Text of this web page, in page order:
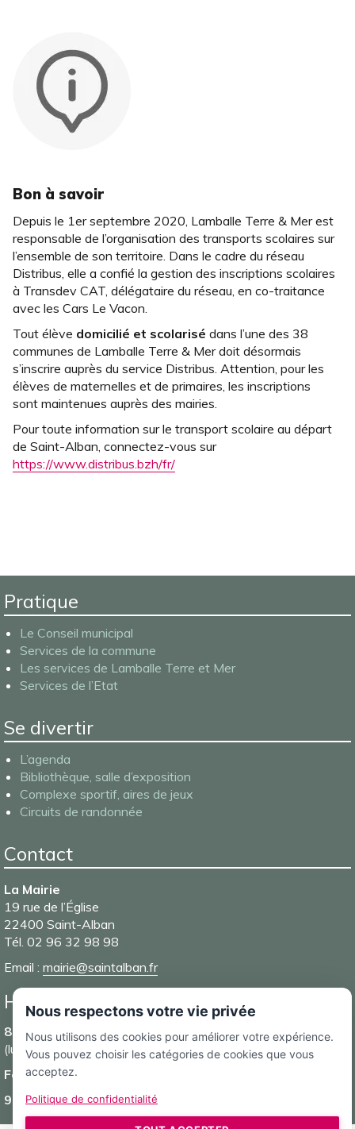
Bon à savoir
Depuis le 1er septembre 2020, Lamballe Terre & Mer est
responsable de l’organisation des transports scolaires sur
l’ensemble de son territoire. Dans le cadre du réseau
Distribus, elle a confié la gestion des inscriptions scolaires
à Transdev CAT, délégataire du réseau, en co-traitance
avec les Cars Le Vacon.
Tout élève domicilié et scolarisé dans l’une des 38
communes de Lamballe Terre & Mer doit désormais
s’inscrire auprès du service Distribus. Attention, pour les
élèves de maternelles et de primaires, les inscriptions
sont maintenues auprès des mairies.
Pour toute information sur le transport scolaire au départ
de Saint-Alban, connectez-vous sur
https://www.distribus.bzh/fr/
Pratique
Le Conseil municipal
Services de la commune
Les services de Lamballe Terre et Mer
Services de l’Etat
Se divertir
L’agenda
Bibliothèque, salle d’exposition
Complexe sportif, aires de jeux
Circuits de randonnée
Contact
La Mairie
19 rue de l’Église
22400 Saint-Alban
Tél. 02 96 32 98 98
Email : mairie@saintalban.fr
Horaires d’ouverture de la Mairie
8h30-12h et 13h30-17h15
(lundi, mardi, mercredi et vendredi)
Fermé le jeudi
9h-12h(samedi)
Nous respectons votre vie privée
Nous utilisons des cookies pour améliorer votre expérience.
Vous pouvez choisir les catégories de cookies que vous
acceptez.
Politique de confidentialité